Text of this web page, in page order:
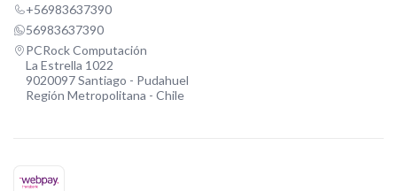
+56983637390
56983637390
PCRock Computación
La Estrella 1022
9020097 Santiago - Pudahuel
Región Metropolitana - Chile